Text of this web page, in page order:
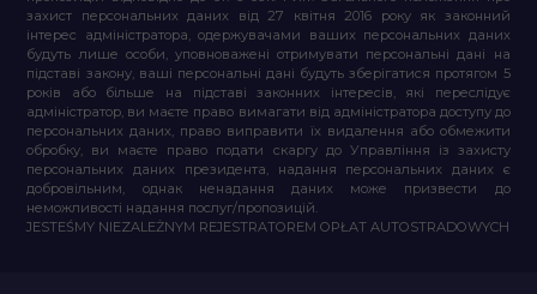
захист персональних даних від 27 квітня 2016 року як законний
інтерес адміністратора, одержувачами ваших персональних даних
будуть лише особи, уповноважені отримувати персональні дані на
підставі закону, ваші персональні дані будуть зберігатися протягом 5
років або більше на підставі законних інтересів, які переслідує
адміністратор, ви маєте право вимагати від адміністратора доступу до
персональних даних, право виправити їх видалення або обмежити
обробку, ви маєте право подати скаргу до Управління із захисту
персональних даних президента, надання персональних даних є
добровільним, однак ненадання даних може призвести до
неможливості надання послуг/пропозицій.
JESTEŚMY NIEZALEŻNYM REJESTRATOREM OPŁAT AUTOSTRADOWYCH